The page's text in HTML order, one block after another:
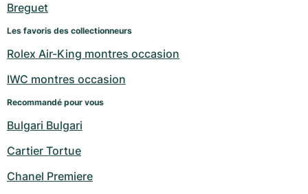
Breguet
Les favoris des collectionneurs
Rolex Air-King montres occasion
IWC montres occasion
Recommandé pour vous
Bulgari Bulgari
Cartier Tortue
Chanel Premiere